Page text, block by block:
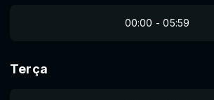
00:00 - 05:59
Terça